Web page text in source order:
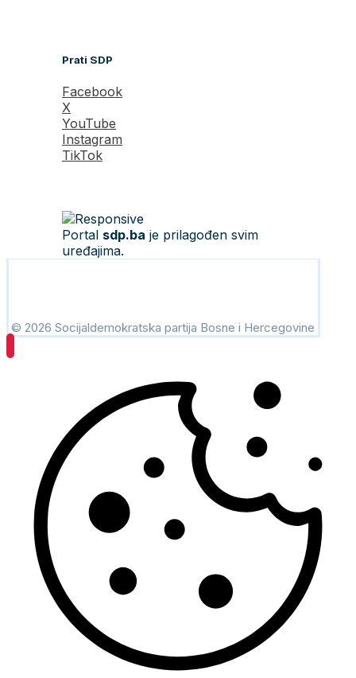
Prati SDP
Facebook
X
YouTube
Instagram
TikTok
Portal sdp.ba je prilagođen svim
uređajima.
© 2026 Socijaldemokratska partija Bosne i Hercegovine